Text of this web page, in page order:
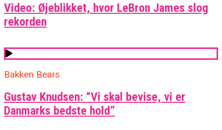
Video: Øjeblikket, hvor LeBron James slog
rekorden
Bakken Bears
Gustav Knudsen: “Vi skal bevise, vi er
Danmarks bedste hold”